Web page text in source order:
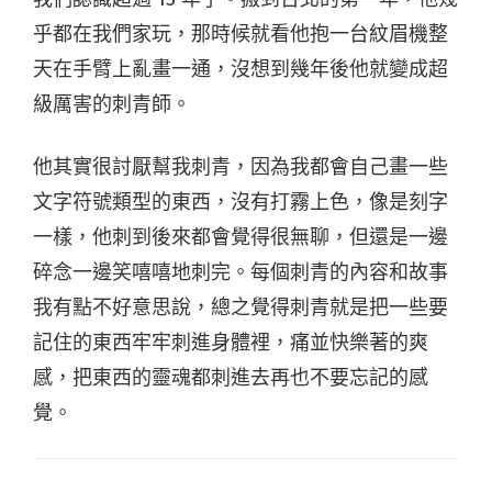
乎都在我們家玩，那時候就看他抱一台紋眉機整
天在手臂上亂畫一通，沒想到幾年後他就變成超
級厲害的刺青師。
他其實很討厭幫我刺青，因為我都會自己畫一些
文字符號類型的東西，沒有打霧上色，像是刻字
一樣，他刺到後來都會覺得很無聊，但還是一邊
碎念一邊笑嘻嘻地刺完。每個刺青的內容和故事
我有點不好意思說，總之覺得刺青就是把一些要
記住的東西牢牢刺進身體裡，痛並快樂著的爽
感，把東西的靈魂都刺進去再也不要忘記的感
覺。